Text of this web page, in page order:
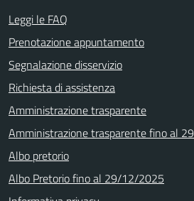
Leggi le FAQ
Prenotazione appuntamento
Segnalazione disservizio
Richiesta di assistenza
Amministrazione trasparente
Amministrazione trasparente fino al
Albo pretorio
Albo Pretorio fino al 29/12/2025